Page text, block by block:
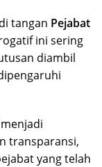
tangan Pejabat
ini sering
diambil
transparansi,
yang telah